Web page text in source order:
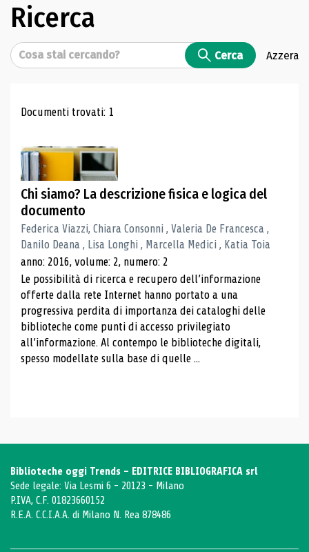
Ricerca
Cerca Cerca Azzera
Risultati di ricerca
Documenti trovati: 1
Chi siamo? La descrizione fisica e logica del
documento
Federica Viazzi, Chiara Consonni , Valeria De Francesca ,
Danilo Deana , Lisa Longhi , Marcella Medici , Katia Toia
anno: 2016, volume: 2, numero: 2
Le possibilità di ricerca e recupero dell’informazione
offerte dalla rete Internet hanno portato a una
progressiva perdita di importanza dei cataloghi delle
biblioteche come punti di accesso privilegiato
all’informazione. Al contempo le biblioteche digitali,
spesso modellate sulla base di quelle ...
Biblioteche oggi Trends - EDITRICE BIBLIOGRAFICA srl
Sede legale: Via Lesmi 6 - 20123 - Milano
P.IVA, C.F. 01823660152
R.E.A. C.C.I.A.A. di Milano N. Rea 878486